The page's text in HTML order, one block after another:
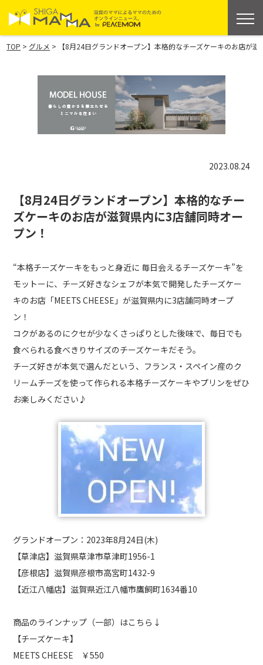
TOP > グルメ > 【8月24日グランドオープン】本格的なチーズケーキのお店が
2023.08.24
【8月24日グランドオープン】本格的なチー
ズケーキのお店が滋賀県内に3店舗同時オー
プン！
“本格チーズケーキをもっと身近に 毎日会えるチーズケーキ”を
モットーに、チーズ好きなシェフが本気で開発したチーズケー
キのお店「MEETS CHEESE」が滋賀県内に3店舗同時オープ
ン！
コクがあるのにクセが少なくさっぱりとした後味で、毎日でも
食べられる食べきりサイズのチーズケーキだそう。
チーズ好きが本気で選んだという、フランス・スペイン産のク
リームチーズを使って作られる本格チーズケーキやプリンをぜひ
お楽しみください♪
グランドオープン：2023年8月24日(木)
【草津店】滋賀県草津市草津町1956-1
【彦根店】滋賀県彦根市高宮町1432-9
【近江八幡店】滋賀県近江八幡市鷹飼町1634番10
商品のラインナップ（一部）はこちら↓
【チーズケーキ】
MEETS CHEESE ￥550